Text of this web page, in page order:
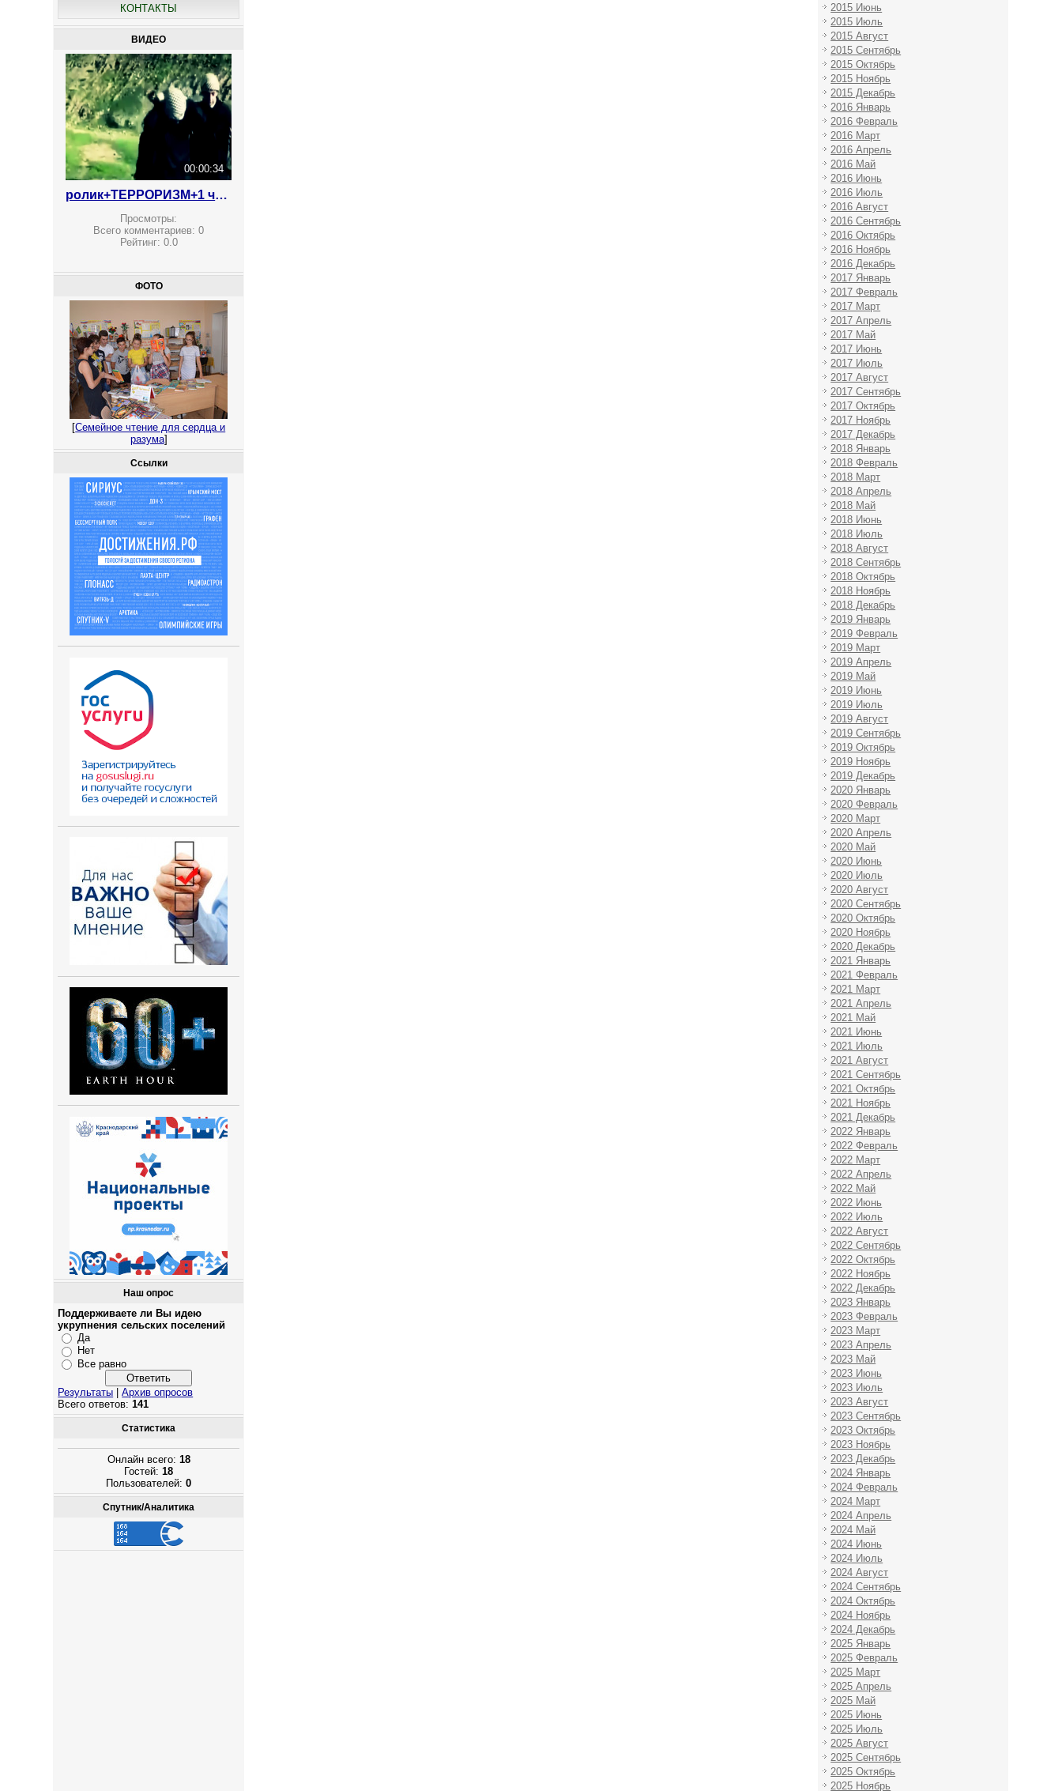
КОНТАКТЫ
ВИДЕО
00:00:34
ролик+ТЕРРОРИЗМ+1 что делают ваши дети
Просмотры:
Всего комментариев:0
Рейтинг: 0.0
ФОТО
[Семейное чтение для сердца и
разума]
Ссылки
Наш опрос
Поддерживаете ли Вы идею
укрупнения сельских поселений
Да
Нет
Все равно
Результаты |Архив опросов
Всего ответов:141
Статистика
Онлайн всего: 18
Гостей:18
Пользователей:0
Спутник/Аналитика
2015 Июнь
2015 Июль
2015 Август
2015 Сентябрь
2015 Октябрь
2015 Ноябрь
2015 Декабрь
2016 Январь
2016 Февраль
2016 Март
2016 Апрель
2016 Май
2016 Июнь
2016 Июль
2016 Август
2016 Сентябрь
2016 Октябрь
2016 Ноябрь
2016 Декабрь
2017 Январь
2017 Февраль
2017 Март
2017 Апрель
2017 Май
2017 Июнь
2017 Июль
2017 Август
2017 Сентябрь
2017 Октябрь
2017 Ноябрь
2017 Декабрь
2018 Январь
2018 Февраль
2018 Март
2018 Апрель
2018 Май
2018 Июнь
2018 Июль
2018 Август
2018 Сентябрь
2018 Октябрь
2018 Ноябрь
2018 Декабрь
2019 Январь
2019 Февраль
2019 Март
2019 Апрель
2019 Май
2019 Июнь
2019 Июль
2019 Август
2019 Сентябрь
2019 Октябрь
2019 Ноябрь
2019 Декабрь
2020 Январь
2020 Февраль
2020 Март
2020 Апрель
2020 Май
2020 Июнь
2020 Июль
2020 Август
2020 Сентябрь
2020 Октябрь
2020 Ноябрь
2020 Декабрь
2021 Январь
2021 Февраль
2021 Март
2021 Апрель
2021 Май
2021 Июнь
2021 Июль
2021 Август
2021 Сентябрь
2021 Октябрь
2021 Ноябрь
2021 Декабрь
2022 Январь
2022 Февраль
2022 Март
2022 Апрель
2022 Май
2022 Июнь
2022 Июль
2022 Август
2022 Сентябрь
2022 Октябрь
2022 Ноябрь
2022 Декабрь
2023 Январь
2023 Февраль
2023 Март
2023 Апрель
2023 Май
2023 Июнь
2023 Июль
2023 Август
2023 Сентябрь
2023 Октябрь
2023 Ноябрь
2023 Декабрь
2024 Январь
2024 Февраль
2024 Март
2024 Апрель
2024 Май
2024 Июнь
2024 Июль
2024 Август
2024 Сентябрь
2024 Октябрь
2024 Ноябрь
2024 Декабрь
2025 Январь
2025 Февраль
2025 Март
2025 Апрель
2025 Май
2025 Июнь
2025 Июль
2025 Август
2025 Сентябрь
2025 Октябрь
2025 Ноябрь